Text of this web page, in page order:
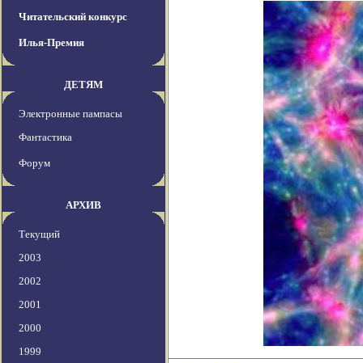
Читательский конкурс
Илья-Премия
ДЕТЯМ
Электронные пампасы
Фантастика
Форум
АРХИВ
Текущий
2003
2002
2001
2000
1999